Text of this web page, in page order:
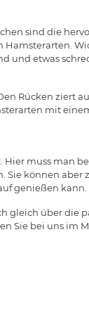
sind die
und etwas
Rücken ziert
mit
muss man
können aber
genießen kann.
gleich über die
Sie bei uns im